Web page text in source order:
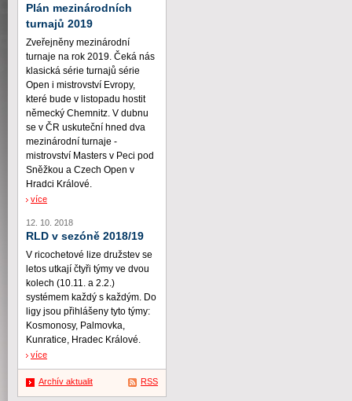
Plán mezinárodních
turnajů 2019
Zveřejněny mezinárodní
turnaje na rok 2019. Čeká nás
klasická série turnajů série
Open i mistrovství Evropy,
které bude v listopadu hostit
německý Chemnitz. V dubnu
se v ČR uskuteční hned dva
mezinárodní turnaje -
mistrovství Masters v Peci pod
Sněžkou a Czech Open v
Hradci Králové.
více
12. 10. 2018
RLD v sezóně 2018/19
V ricochetové lize družstev se
letos utkají čtyři týmy ve dvou
kolech (10.11. a 2.2.)
systémem každý s každým. Do
ligy jsou přihlášeny tyto týmy:
Kosmonosy, Palmovka,
Kunratice, Hradec Králové.
více
Archív aktualit RSS